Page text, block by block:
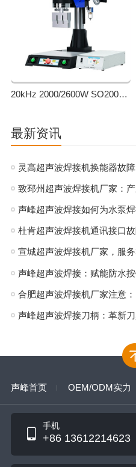
20kHz 2000/2600W SO2000 Easy 声峰超声波焊接机 数字 圆立柱 蓝
最新资讯
声峰首页 OEM/ODM实力
手机
+86 13612214623